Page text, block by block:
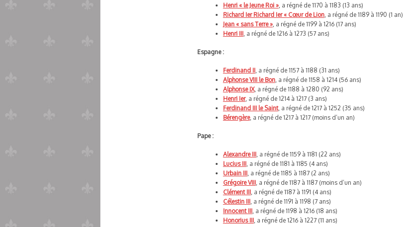
Henri « le Jeune Roi », a régné de 1170 à 1183 (13 ans)
Richard Ier Richard Ier « Cœur de Lion, a régné de 1189 à 1190 (1 an)
Jean « sans Terre », a régné de 1199 à 1216 (17 ans)
Henri III, a régné de 1216 à 1273 (57 ans)
Espagne :
Ferdinand II, a régné de 1157 à 1188 (31 ans)
Alphonse VIII le Bon, a régné de 1158 à 1214 (56 ans)
Alphonse IX, a régné de 1188 à 1280 (92 ans)
Henri Ier, a régné de 1214 à 1217 (3 ans)
Ferdinand III le Saint, a régné de 1217 à 1252 (35 ans)
Bérengère, a régné de 1217 à 1217 (moins d’un an)
Pape :
Alexandre III, a régné de 1159 à 1181 (22 ans)
Lucius III, a régné de 1181 à 1185 (4 ans)
Urbain III, a régné de 1185 à 1187 (2 ans)
Grégoire VIII, a régné de 1187 à 1187 (moins d’un an)
Clément III, a régné de 1187 à 1191 (4 ans)
Célestin III, a régné de 1191 à 1198 (7 ans)
Innocent III, a régné de 1198 à 1216 (18 ans)
Honorius III, a régné de 1216 à 1227 (11 ans)